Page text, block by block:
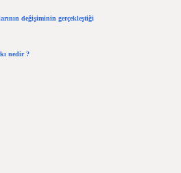
değişiminin gerçekleştiği
nedir ?